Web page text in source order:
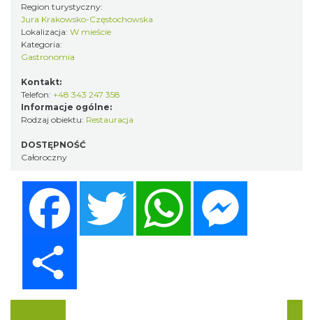
Region turystyczny:
Jura Krakowsko-Częstochowska
Lokalizacja: W mieście
Kategoria:
Gastronomia
Kontakt:
Telefon: +48 343 247 358
Informacje ogólne:
Rodzaj obiektu: Restauracja
DOSTĘPNOŚĆ
Całoroczny
Twitter WhatsApp